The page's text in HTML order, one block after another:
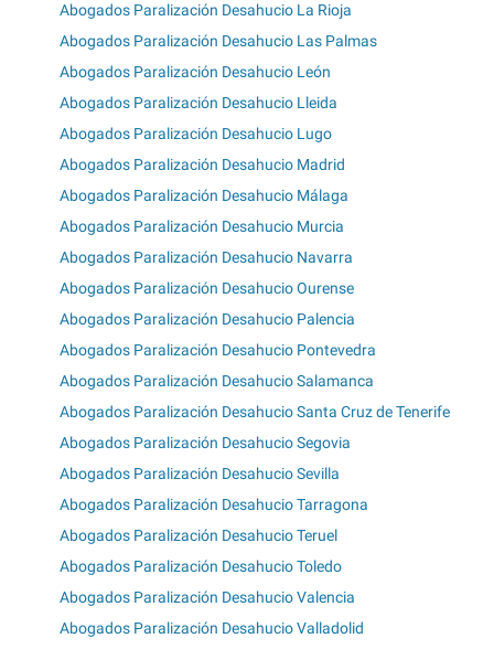
Abogados Paralización Desahucio La Rioja
Abogados Paralización Desahucio Las Palmas
Abogados Paralización Desahucio León
Abogados Paralización Desahucio Lleida
Abogados Paralización Desahucio Lugo
Abogados Paralización Desahucio Madrid
Abogados Paralización Desahucio Málaga
Abogados Paralización Desahucio Murcia
Abogados Paralización Desahucio Navarra
Abogados Paralización Desahucio Ourense
Abogados Paralización Desahucio Palencia
Abogados Paralización Desahucio Pontevedra
Abogados Paralización Desahucio Salamanca
Abogados Paralización Desahucio Santa Cruz de Tenerife
Abogados Paralización Desahucio Segovia
Abogados Paralización Desahucio Sevilla
Abogados Paralización Desahucio Tarragona
Abogados Paralización Desahucio Teruel
Abogados Paralización Desahucio Toledo
Abogados Paralización Desahucio Valencia
Abogados Paralización Desahucio Valladolid